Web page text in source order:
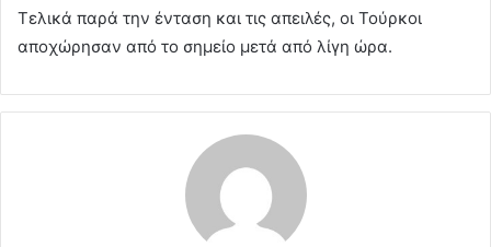
Τελικά παρά την ένταση και τις απειλές, οι Τούρκοι
αποχώρησαν από το σημείο μετά από λίγη ώρα.